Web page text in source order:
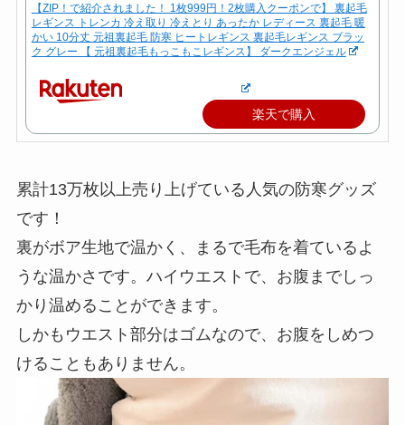
【ZIP！で紹介されました！ 1枚999円！2枚購入クーポンで】 裏起毛
レギンス トレンカ 冷え取り 冷えとり あったか レディース 裏起毛 暖
かい 10分丈 元祖裏起毛 防寒 ヒートレギンス 裏起毛レギンス ブラッ
ク グレー 【 元祖裏起毛もっこもこレギンス】 ダークエンジェル
楽天で購入
累計13万枚以上売り上げている人気の防寒グッズ
です！
裏がボア生地で温かく、まるで毛布を着ているよ
うな温かさです。ハイウエストで、お腹までしっ
かり温めることができます。
しかもウエスト部分はゴムなので、お腹をしめつ
けることもありません。